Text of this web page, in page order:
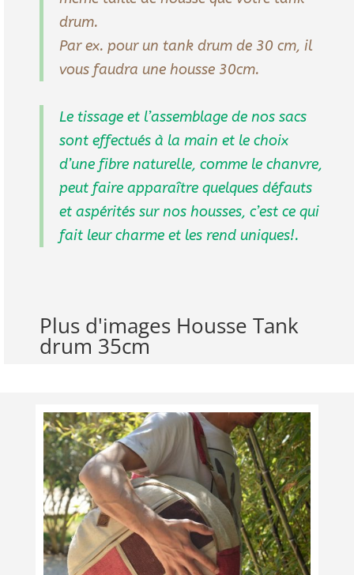
drum.
Par ex. pour un tank drum de 30 cm, il
vous faudra une housse 30cm.
Le tissage et l’assemblage de nos sacs
sont effectués à la main et le choix
d’une fibre naturelle, comme le chanvre,
peut faire apparaître quelques défauts
et aspérités sur nos housses, c’est ce qui
fait leur charme et les rend uniques!.
Plus d'images Housse Tank
drum 35cm